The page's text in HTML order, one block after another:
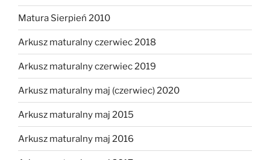
Matura Sierpień 2010
Arkusz maturalny czerwiec 2018
Arkusz maturalny czerwiec 2019
Arkusz maturalny maj (czerwiec) 2020
Arkusz maturalny maj 2015
Arkusz maturalny maj 2016